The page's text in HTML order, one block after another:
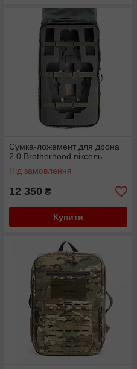
Сумка-ложемент для дрона
2.0 Brotherhood піксель
Під замовлення
12 350 ₴
Купити